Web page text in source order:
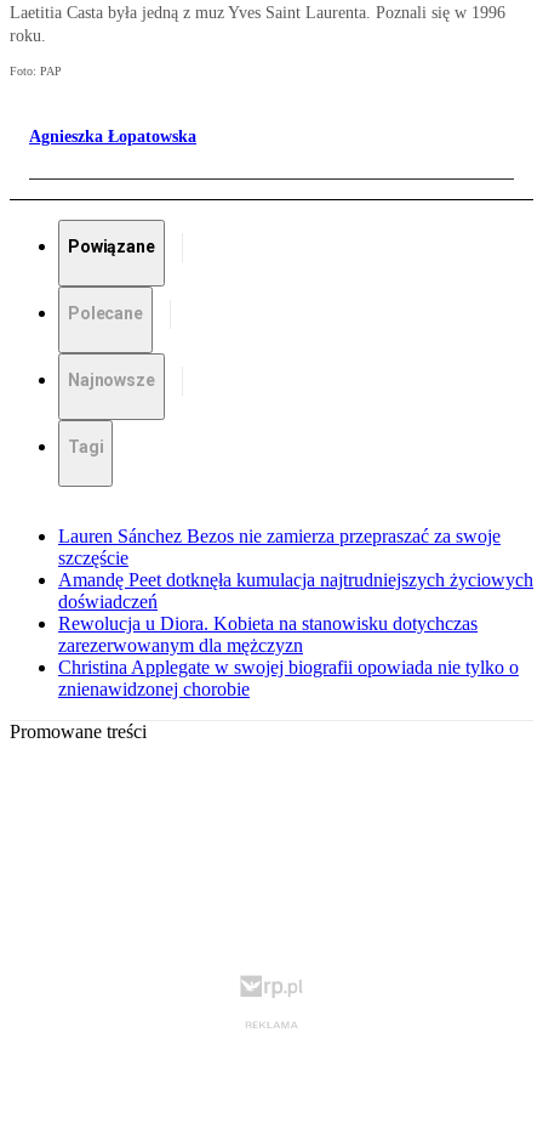
Laetitia Casta była jedną z muz Yves Saint Laurenta. Poznali się w 1996
roku.
Foto: PAP
Agnieszka Łopatowska
Powiązane
Polecane
Najnowsze
Tagi
Lauren Sánchez Bezos nie zamierza przepraszać za swoje
szczęście
Amandę Peet dotknęła kumulacja najtrudniejszych życiowych
doświadczeń
Rewolucja u Diora. Kobieta na stanowisku dotychczas
zarezerwowanym dla mężczyzn
Christina Applegate w swojej biografii opowiada nie tylko o
znienawidzonej chorobie
Promowane treści